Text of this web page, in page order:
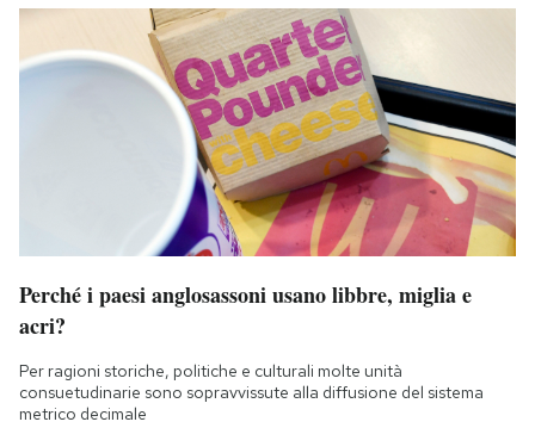
Perché i paesi anglosassoni usano libbre, miglia e
acri?
Per ragioni storiche, politiche e culturali molte unità
consuetudinarie sono sopravvissute alla diffusione del sistema
metrico decimale